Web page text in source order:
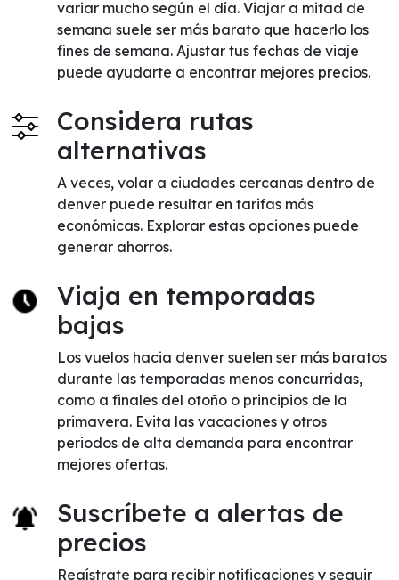
variar mucho según el día. Viajar a mitad de
semana suele ser más barato que hacerlo los
fines de semana. Ajustar tus fechas de viaje
puede ayudarte a encontrar mejores precios.
Considera rutas
alternativas
A veces, volar a ciudades cercanas dentro de
denver puede resultar en tarifas más
económicas. Explorar estas opciones puede
generar ahorros.
Viaja en temporadas
bajas
Los vuelos hacia denver suelen ser más baratos
durante las temporadas menos concurridas,
como a finales del otoño o principios de la
primavera. Evita las vacaciones y otros
periodos de alta demanda para encontrar
mejores ofertas.
Suscríbete a alertas de
precios
Regístrate para recibir notificaciones y seguir